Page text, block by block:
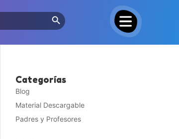
Search Button
Categorías
Blog
Material Descargable
Padres y Profesores